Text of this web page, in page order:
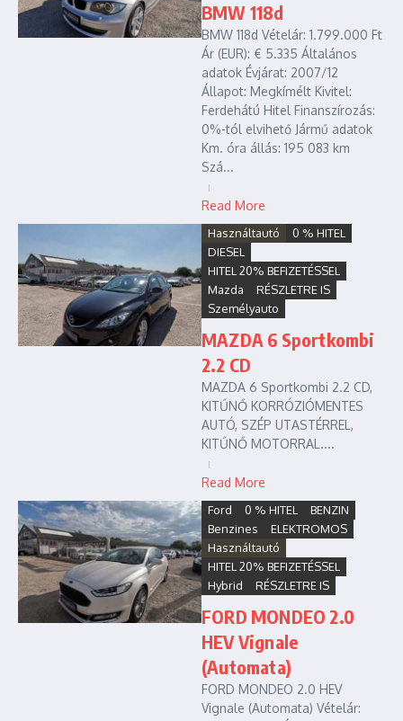
BMW 118d
BMW 118d Vételár: 1.799.000 Ft
Ár (EUR): € 5.335 Általános
adatok Évjárat: 2007/12
Állapot: Megkímélt Kivitel:
Ferdehátú Hitel Finanszírozás:
0%-tól elvihető Jármű adatok
Km. óra állás: 195 083 km
Szá...
Read More
Használtautó
0 % HITEL
DIESEL
HITEL 20% BEFIZETÉSSEL
Mazda
RÉSZLETRE IS
Személyauto
MAZDA 6 Sportkombi
2.2 CD
MAZDA 6 Sportkombi 2.2 CD,
KITŰNŐ KORRÓZIÓMENTES
AUTÓ, SZÉP UTASTÉRREL,
KITŰNŐ MOTORRAL....
Read More
Ford 0 % HITEL
BENZIN
Benzines
ELEKTROMOS
Használtautó
HITEL 20% BEFIZETÉSSEL
Hybrid
RÉSZLETRE IS
FORD MONDEO 2.0
HEV Vignale
(Automata)
FORD MONDEO 2.0 HEV
Vignale (Automata) Vételár: